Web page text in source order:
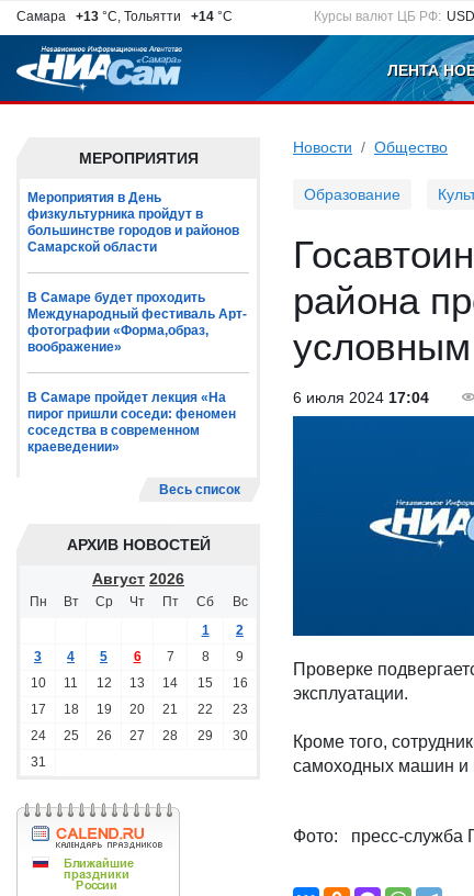
Самара +13 °C, Тольятти +14 °C Курсы валют ЦБ РФ:
ЛЕНТА
МЕРОПРИЯТИЯ
Мероприятия в День
физкультурника пройдут в
большинстве городов и районов
Самарской области
В Самаре будет проходить
Международный фестиваль Арт-
фотографии «Форма,образ,
воображение»
В Самаре пройдет лекция «На
пирог пришли соседи: феномен
соседства в современном
краеведении»
Весь список
АРХИВ НОВОСТЕЙ
Август 2026
Пн Вт Ср Чт Пт Сб
Вс
1
2
3
4 5 6 7 8
9
10
11 12 13 14 15
16
17
18 19 20 21 22
23
24
25 26 27 28 29
30
31
Новости Общество
Образование
района
условным
6 июля 2024 17:04
Проверке
эксплуатации.
Кроме того,
самоходных машин и
Фото: пресс-служба